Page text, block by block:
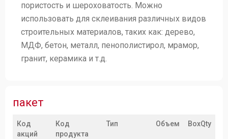
пористость и шероховатость. Можно
использовать для склеивания различных видов
строительных материалов, таких как: дерево,
МДФ, бетон, металл, пенополистирол, мрамор,
гранит, керамика и т.д.
пакет
Код
акций
Код
продукта
Тип Объем BoxQty